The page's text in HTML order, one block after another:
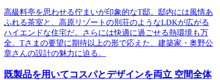
高級料亭を思わせる佇まいが印象的なT邸。邸内には風情あ
ふれる茶室と、高原リゾートの別荘のようなLDKが広がる
ハイエンドな住宅だ。さらには快適に過ごせる熱環境も万
全。Tさまの要望に期待以上の形で応えた、建築家・奥野公
章さんの設計の魅力に迫る。
既製品を用いてコスパとデザインを両立 空間全体